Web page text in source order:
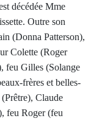
décédée Mme
Outre son
(Donna Patterson),
Colette (Roger
feu Gilles (Solange
frères et belles-
Claude
feu Roger (feu